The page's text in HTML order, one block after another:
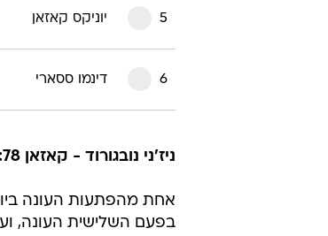
5 יוניקס קאזאן
6 דינמו ססארי
ניז'ני נובגורוד - קאזאן 74:78
אחת מהפתעות העונה